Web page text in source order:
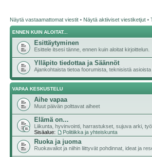
Näytä vastaamattomat viestit • Näytä aktiiviset viestiketjut •
ENNEN KUIN ALOITAT...
Esittäytyminen
Esittele itsesi tänne, ennen kuin aloitat kirjoittelun.
Ylläpito tiedottaa ja Säännöt
Ajankohtaista tietoa foorumista, teknisistä asioista
VAPAA KESKUSTELU
Aihe vapaa
Muut päivän polttavat aiheet
Elämä on...
Liikunta, hyvinvointi, harrastukset, sujuva arki,
Sisäalue:
Politiikka ja yhteiskunta
Ruoka ja juoma
Ruokavaliot ja niihin liittyvät pohdinnat, ideat ja